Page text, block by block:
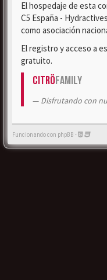
El hospedaje de esta
C5 España -
como asociación
El registro y acceso a
gratuito.
CitröFamily
Disfrutando con
Funcionando con phpBB -